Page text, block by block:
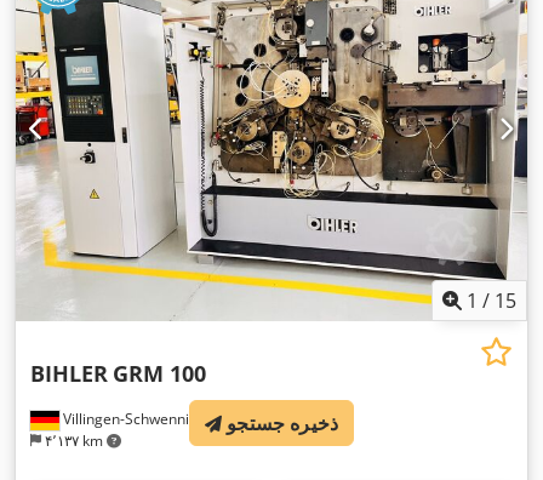
1 / 15
Villingen-Schwenningen
۴٬۱۳۷ km
BIHLER GRM 100
ذخیره جستجو